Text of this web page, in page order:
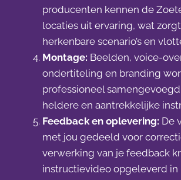
producenten kennen de
locaties uit ervaring, wat
herkenbare scenario’s en
Montage: Beelden, voice-
ondertiteling en branding
professioneel
heldere en aantrekkelijke
Feedback en oplevering: De
met jou gedeeld voor
verwerking van je feedback
instructievideo opgeleverd